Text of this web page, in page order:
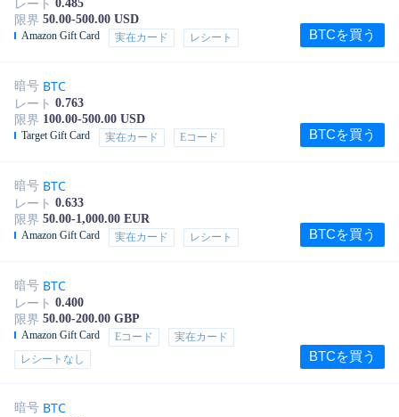
レート 0.485
限界 50.00-500.00 USD
Amazon Gift Card 実在カード レシート BTCを買う
暗号 BTC
レート 0.763
限界 100.00-500.00 USD
Target Gift Card 実在カード Eコード BTCを買う
暗号 BTC
レート 0.633
限界 50.00-1,000.00 EUR
Amazon Gift Card 実在カード レシート BTCを買う
暗号 BTC
レート 0.400
限界 50.00-200.00 GBP
Amazon Gift Card Eコード
実在カード
レシートなし
BTCを買う
暗号 BTC